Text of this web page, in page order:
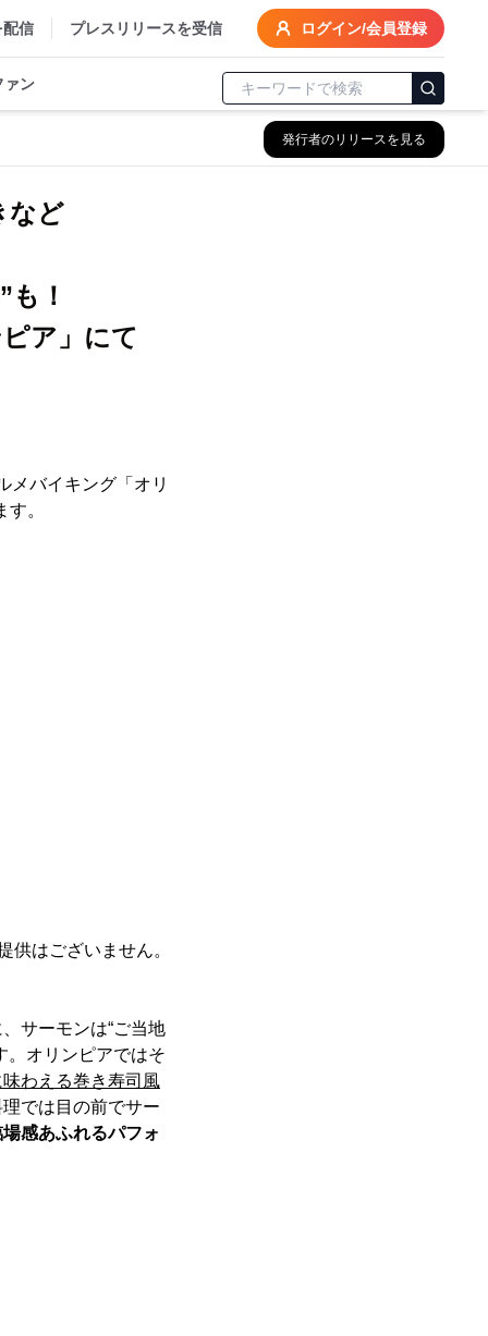
配信 プレスリリースを受信 ログイン/会員登録
ァン
発行者のリリースを見る
など
！
ア」にて
バイキング「オリ
。
はございません。
サーモンは“ご当地
。オリンピアではそ
わえる巻き寿司風
理では目の前でサー
場感あふれるパフォ